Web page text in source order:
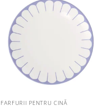
FARFURII PENTRU CINĂ